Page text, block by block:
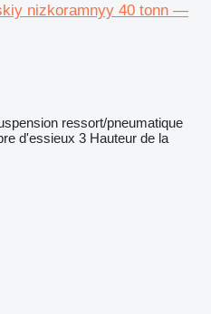
nizkoramnyy 40 tonn —
ressort/pneumatique
d'essieux 3 Hauteur de la